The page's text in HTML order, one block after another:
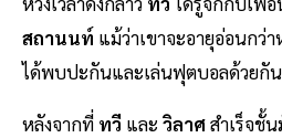
สถานนท์ แม้ว่าเขาจะอายุอ่อนกว่
ได้พบปะกันและเล่นฟุตบอลด้วยกัน
หลังจากที่ ทวี และ วิลาศสำเร็จชั้